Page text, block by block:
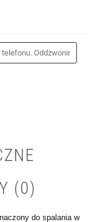
(0)
do spalania w